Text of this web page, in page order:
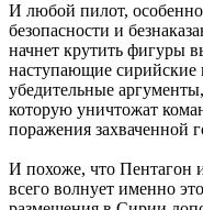
И любой пилот,
безопасности и
начнет крутить фигуры
наступающие
убедительные
которую уничтожат
поражения захваченной
И похоже, что Пентагон
всего волнует именно